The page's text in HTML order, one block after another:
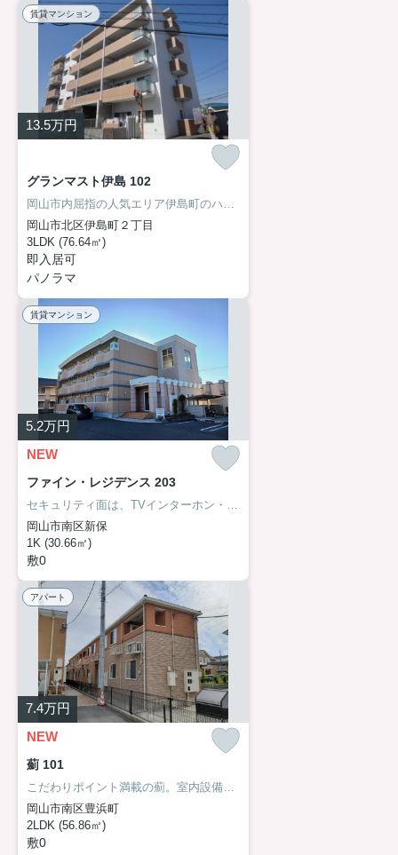
賃貸マンション
13.5万円
グランマスト伊島 102
岡山市内屈指の人気エリア伊島町のハイクオリティマンション!!
岡山市北区伊島町２丁目
3LDK (76.64㎡)
即入居可
パノラマ
賃貸マンション
5.2万円
NEW
ファイン・レジデンス 203
セキュリティ面は、TVインターホン・オートロックなど充実しているので、防犯対策もばっちりです。室内設備は浴室乾燥機・洗面所独立などが揃っており、とても充実しています。フローリングなので、どんな世代の方にもなじみます。30.66平米のお部屋です。生活する上でもっとも大切な住環境。岡山市南区エリアや備前西市付近であなたのライフスタイルに合ったお部屋をご紹介致します。
岡山市南区新保
1K (30.66㎡)
敷0
アパート
7.4万円
NEW
薊 101
こだわりポイント満載の薊。室内設備は浴室乾燥機・洗面所独立などが揃っているので、快適に過ごしやすいお部屋になります。TVインターホン付きなので、部屋から訪問者の顔を確認できます。住まい探しをするなら、ぜひ当社にお任せを！お客様が満足していただけるよう、しっかりとサポートいたします。また、ご要望やご不明な点などございましたら、お気軽にお問い合わせ下さい。
岡山市南区豊浜町
2LDK (56.86㎡)
敷0